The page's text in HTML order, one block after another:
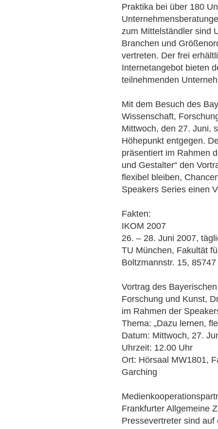
Praktika bei über 180
zum Mittelständler sind
Branchen und
vertreten. Der frei
Internetangebot bieten
teilnehmenden
Mit dem Besuch des
Wissenschaft,
Mittwoch, den 27. Juni,
Höhepunkt entgegen.
präsentiert im Rahmen
und Gestalter“ den
flexibel bleiben,
Speakers Series einen
Fakten:
IKOM 2007
26. – 28. Juni 2007,
TU München, Fakultät
Boltzmannstr. 15,
Vortrag des
Forschung und Kunst,
im Rahmen der
Thema: „Dazu lernen,
Datum: Mittwoch, 27.
Uhrzeit: 12.00 Uhr
Ort: Hörsaal MW1801,
Garching
Frankfurter Allgemeine
Pressevertreter sind